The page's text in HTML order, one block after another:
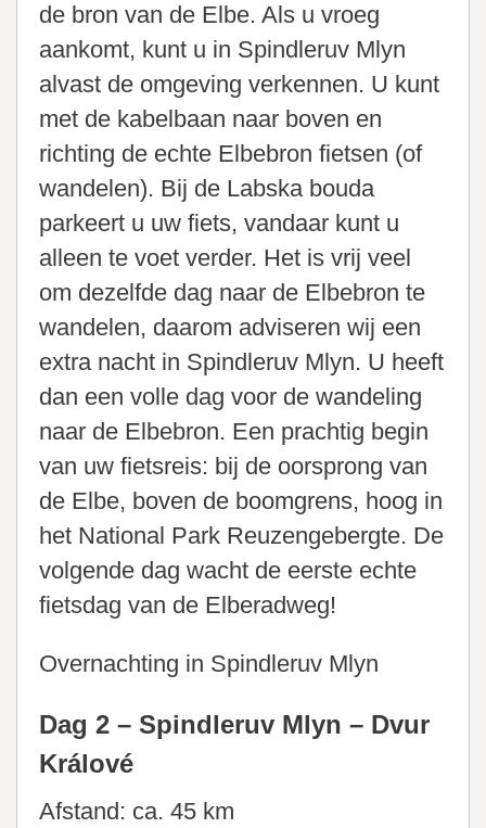
de bron van de Elbe. Als u vroeg
aankomt, kunt u in Spindleruv Mlyn
alvast de omgeving verkennen. U kunt
met de kabelbaan naar boven en
richting de echte Elbebron fietsen (of
wandelen). Bij de Labska bouda
parkeert u uw fiets, vandaar kunt u
alleen te voet verder. Het is vrij veel
om dezelfde dag naar de Elbebron te
wandelen, daarom adviseren wij een
extra nacht in Spindleruv Mlyn. U heeft
dan een volle dag voor de wandeling
naar de Elbebron. Een prachtig begin
van uw fietsreis: bij de oorsprong van
de Elbe, boven de boomgrens, hoog in
het National Park Reuzengebergte. De
volgende dag wacht de eerste echte
fietsdag van de Elberadweg!
Overnachting in Spindleruv Mlyn
Dag 2 – Spindleruv Mlyn – Dvur
Králové
Afstand: ca. 45 km